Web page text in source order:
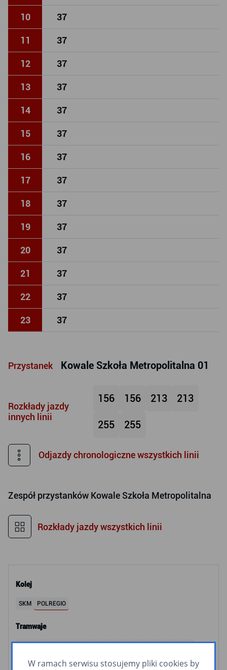
Kolej
SKM POLREGIO
Tramwaje
10 37
11 37
12 37
13 37
14 37
15 37
16 37
17 37
18 37
19 37
20 37
21 37
22 37
23 37
Przystanek Kowale Szkoła Metropolitalna 01
Rozkłady jazdy
innych linii
156 156 213 213
255 255
Odjazdy chronologiczne wszystkich linii
Zespół przystanków Kowale Szkoła Metropolitalna
Rozkłady jazdy wszystkich linii
W ramach serwisu stosujemy pliki cookies by